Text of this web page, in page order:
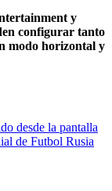
y
configurar tanto
modo horizontal y
desde la pantalla
de Futbol Rusia